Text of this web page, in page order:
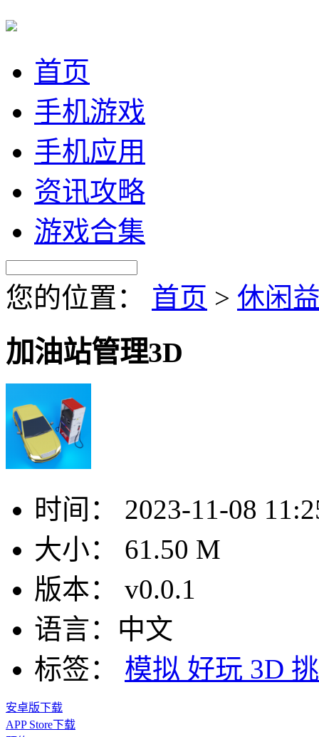
首页
手机游戏
手机应用
资讯攻略
游戏合集
您的位置： 首页 > 休闲
加油站管理3D
时间：
2023-11-08
大小：
61.50 M
版本：
v0.0.1
语言： 中文
标签：
模拟 好玩 3D
安卓版下载
APP Store下载